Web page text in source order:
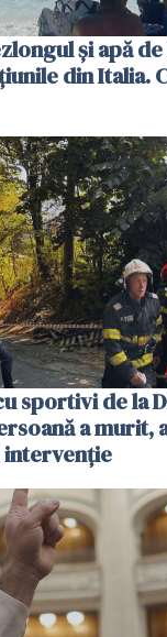
și apă
din Italia.
sportivi de la
a murit,
intervenție